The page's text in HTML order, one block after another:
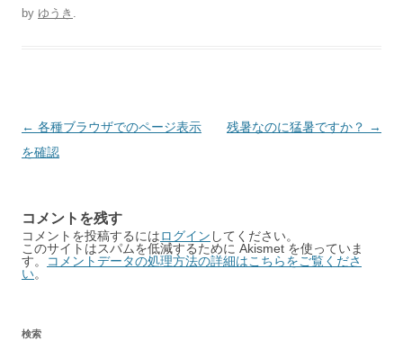
by ゆうき .
Post
navigation
← 各種ブラウザでのページ表示
を確認
残暑なのに猛暑ですか？ →
コメントを残す
コメントを投稿するにはログイン してください。
このサイトはスパムを低減するために Akismet を使っていま
す。
コメントデータの処理方法の詳細はこちらをご覧くださ
い。
検索